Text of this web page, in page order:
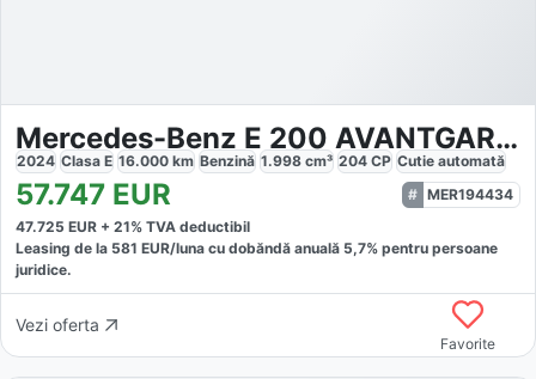
Mercedes-Benz E 200 AVANTGARDE
2024 Clasa E 16.000 km Benzină 1.998 cm³ 204 CP Cutie automată
57.747 EUR
MER194434
47.725 EUR + 21% TVA deductibil
Leasing de la 581 EUR/luna cu dobăndă anuală 5,7% pentru persoane
juridice.
Vezi oferta
Favorite